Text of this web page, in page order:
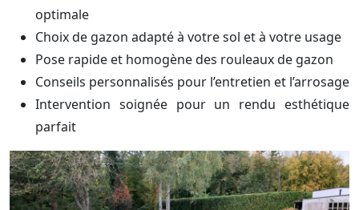
optimale
Choix de gazon adapté à votre sol et à votre usage
Pose rapide et homogène des rouleaux de gazon
Conseils personnalisés pour l’entretien et l’arrosage
Intervention soignée pour un rendu esthétique
parfait